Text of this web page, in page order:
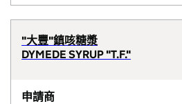
"大豐"鎮咳糖漿
DYMEDE SYRUP "T.F."
申請商